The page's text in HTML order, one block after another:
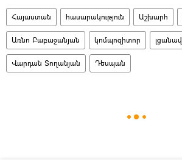
Հայաստան հասարակություն Աշխարհ
Առնո Բաբաջանյան կոմպոզիտոր լցանավ
Վարդան Տողանյան Դեսպան